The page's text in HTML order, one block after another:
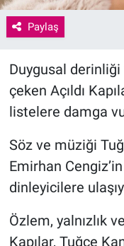
Paylaş
Duygusal
çeken Açıldı
listelere damga
Söz ve müziği
Emirhan
dinleyicilere
Özlem, yalnızlık
Kapılar, Tuğçe